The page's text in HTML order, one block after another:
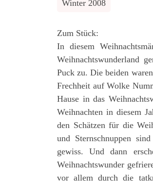
Winter 2008
Zum Stück:
In diesem
Weihnachtswunderland
Puck zu. Die beiden
Frechheit auf Wolke
Hause in das
Weihnachten in diesem
den Schätzen für die
und Sternschnuppen
gewiss. Und dann
Weihnachtswunder
vor allem durch die